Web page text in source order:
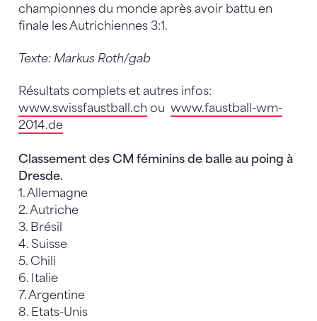
championnes du monde après avoir battu en
finale les Autrichiennes 3:1.
Texte: Markus Roth/gab
Résultats complets et autres infos:
www.swissfaustball.ch ou www.faustball-wm-
2014.de
Classement des CM féminins de balle au poing à
Dresde.
1. Allemagne
2. Autriche
3. Brésil
4. Suisse
5. Chili
6. Italie
7. Argentine
8. Etats-Unis